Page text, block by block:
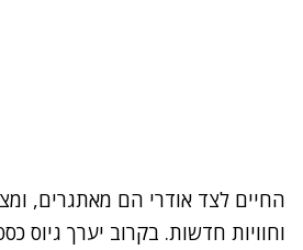
החיים לצד אודרי הם מאתגרים,
וחוויות חדשות. בקרוב יערך גיוס